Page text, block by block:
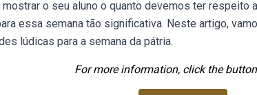
o seu aluno o quanto devemos ter respeito
essa semana tão significativa. Neste artigo,
lúdicas para a semana da pátria.
For more information, click the